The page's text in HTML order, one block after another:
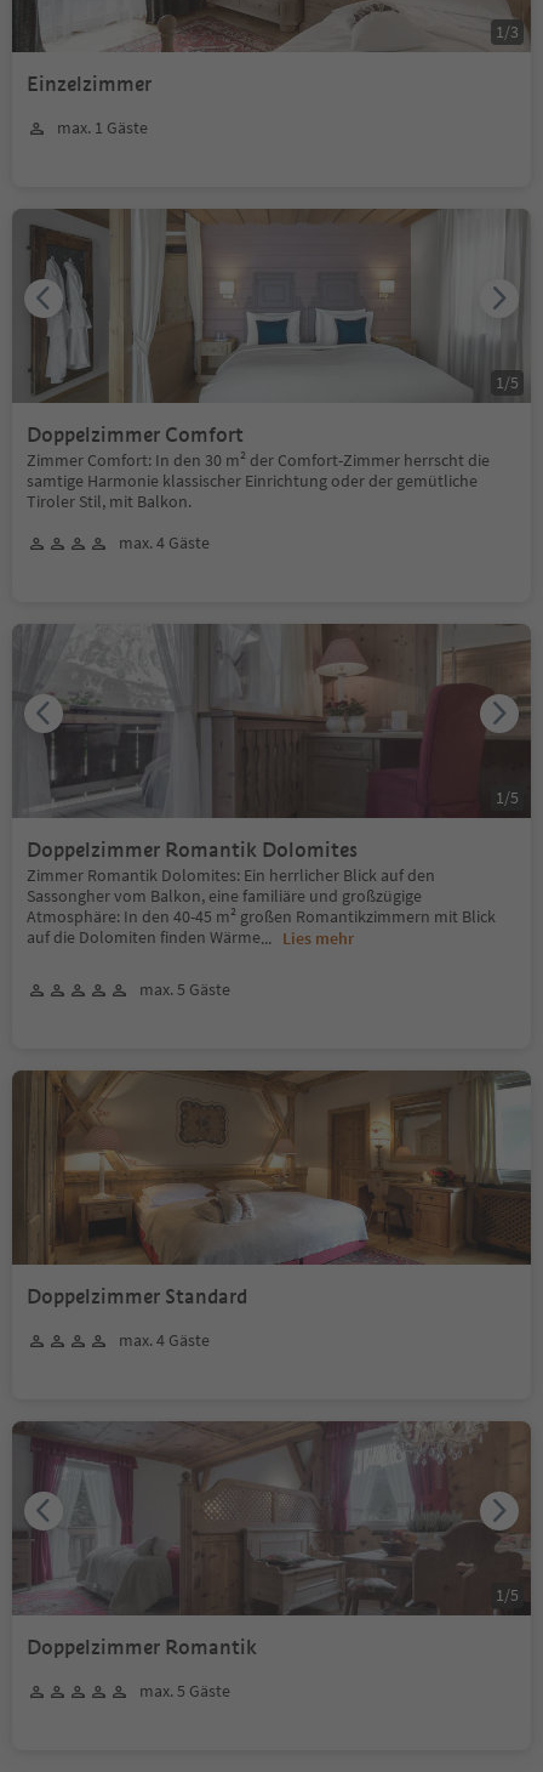
Einzelzimmer
max. 1 Gäste
1/3
Doppelzimmer Comfort
Zimmer Comfort: In den 30 m² der Comfort-Zimmer herrscht die
samtige Harmonie klassischer Einrichtung oder der gemütliche
Tiroler Stil, mit Balkon.
max. 4 Gäste
1/5
Doppelzimmer Romantik Dolomites
Zimmer Romantik Dolomites: Ein herrlicher Blick auf den
Sassongher vom Balkon, eine familiäre und großzügige
Atmosphäre: In den 40-45 m² großen Romantikzimmern mit Blick
auf die Dolomiten finden Wärme... Lies mehr
max. 5 Gäste
1/5
Doppelzimmer Standard
max. 4 Gäste
Doppelzimmer Romantik
max. 5 Gäste
1/5